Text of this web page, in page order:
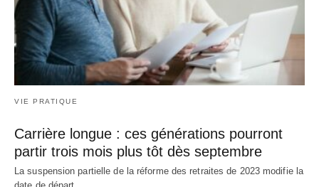
VIE PRATIQUE
Carrière longue : ces générations pourront
partir trois mois plus tôt dès septembre
La suspension partielle de la réforme des retraites de 2023 modifie la